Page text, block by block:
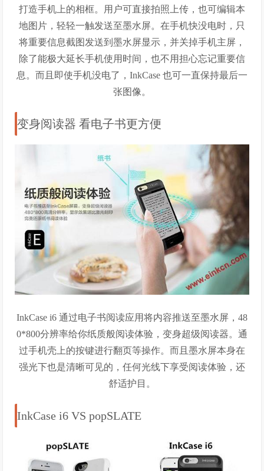
打造手机上的相框。用户可直接拍照上传，也可编辑本
地图片，轻轻一触发送至墨水屏。 在手机快没电时，只
将重要信息截图发送到墨水屏显示，并关掉手机主屏，
除了能极大延长手机使用时间，也不用担心忘记重要信
息 。而且即使手机没电了，InkCase 也可一直保持最后一
张图像。
变身阅读器 看电子书更方便
InkCase i6 通过电子书阅读应用将内容推送至墨水屏，48
0*800分辨率给你纸质般阅读体验，变身超级阅读器。通
过手机壳上的按键进行翻页等操作。而且墨水屏本身在
强光下也是清晰可见的，任何光线下享受阅读体验，还
舒适护目。
InkCase i6 VS popSLATE